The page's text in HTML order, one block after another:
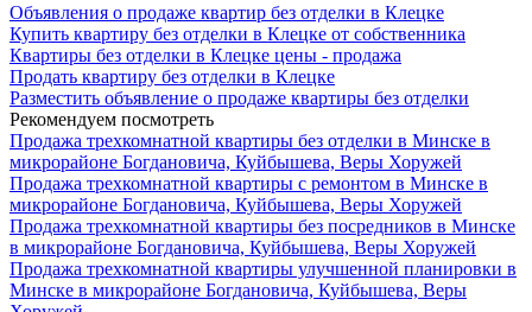
Объявления о продаже квартир без отделки в Клецке
Купить квартиру без отделки в Клецке от собственника
Квартиры без отделки в Клецке цены - продажа
Продать квартиру без отделки в Клецке
Разместить объявление о продаже квартиры без отделки
Рекомендуем посмотреть
Продажа трехкомнатной квартиры без отделки в Минске в
микрорайоне Богдановича, Куйбышева, Веры Хоружей
Продажа трехкомнатной квартиры с ремонтом в Минске в
микрорайоне Богдановича, Куйбышева, Веры Хоружей
Продажа трехкомнатной квартиры без посредников в Минске
в микрорайоне Богдановича, Куйбышева, Веры Хоружей
Продажа трехкомнатной квартиры улучшенной планировки в
Минске в микрорайоне Богдановича, Куйбышева, Веры